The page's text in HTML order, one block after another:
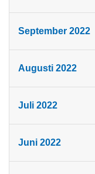
September 2022
Augusti 2022
Juli 2022
Juni 2022